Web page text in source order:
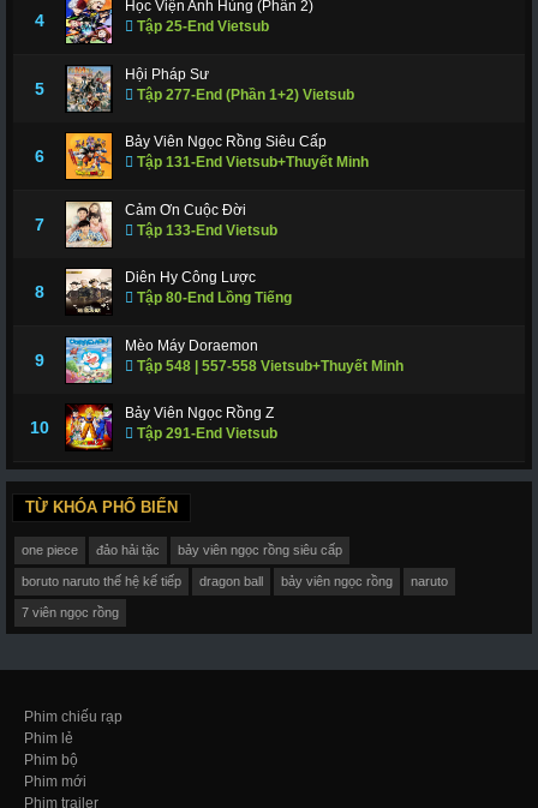
4
Học Viện Anh Hùng (Phần 2)
Tập 25-End Vietsub
5
Hội Pháp Sư
Tập 277-End (Phần 1+2) Vietsub
6
Bảy Viên Ngọc Rồng Siêu Cấp
Tập 131-End Vietsub+Thuyết Minh
7
Cảm Ơn Cuộc Đời
Tập 133-End Vietsub
8
Diên Hy Công Lược
Tập 80-End Lồng Tiếng
9
Mèo Máy Doraemon
Tập 548 | 557-558 Vietsub+Thuyết Minh
10
Bảy Viên Ngọc Rồng Z
Tập 291-End Vietsub
TỪ KHÓA PHỔ BIẾN
one piece đảo hải tặc bảy viên ngọc rồng siêu cấp
boruto naruto thế hệ kế tiếp dragon ball bảy viên ngọc rồng naruto
7 viên ngọc rồng
Phim chiếu rạp
Phim lẻ
Phim bộ
Phim mới
Phim trailer